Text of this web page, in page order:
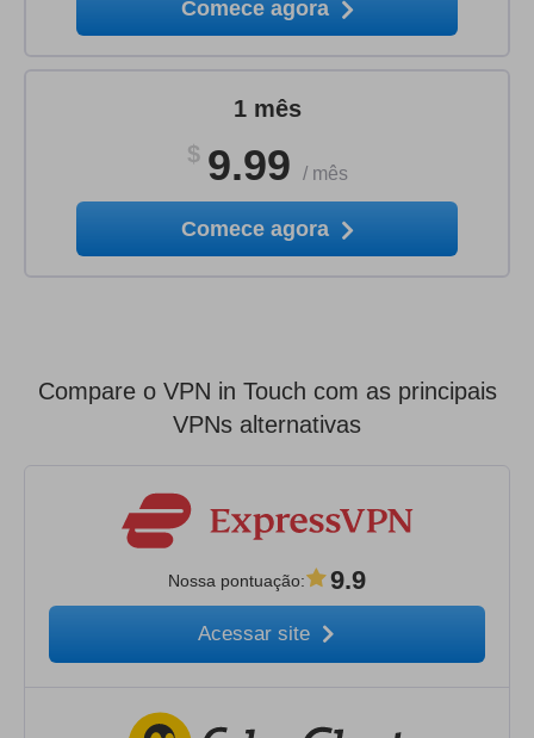
Comece agora
1 mês
$ 9.99 / mês
Comece agora
Compare o VPN in Touch com as principais
VPNs alternativas
Nossa pontuação: 9.9
Acessar site